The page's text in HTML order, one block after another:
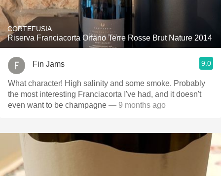
CORTEFUSIA
Riserva Franciacorta Orfano Terre Rosse Brut Nature 2014
Fin Jams 9.0
What character! High salinity and some smoke. Probably
the most interesting Franciacorta I've had, and it doesn't
even want to be champagne — 9 months ago